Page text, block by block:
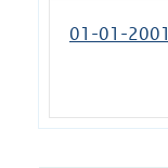
01-01-2001